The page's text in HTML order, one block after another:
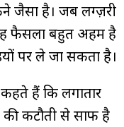
जैसा है। जब लग्ज़री
यह फैसला बहुत अहम है
पर ले जा सकता है।
कहते हैं कि लगातार
की कटौती से साफ है